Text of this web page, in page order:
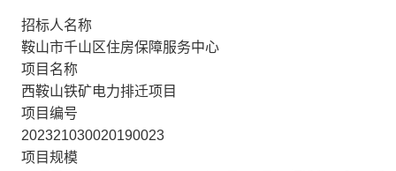
招标人名称
鞍山市千山区住房保障服务中心
项目名称
西鞍山铁矿电力排迁项目
项目编号
202321030020190023
项目规模